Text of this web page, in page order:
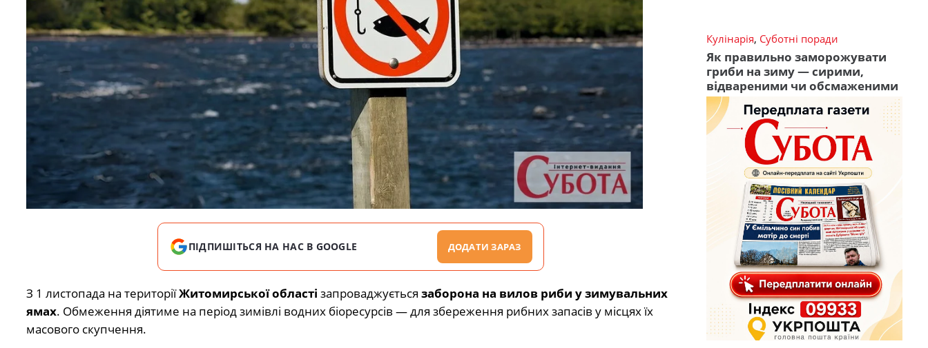
ПІДПИШІТЬСЯ НА НАС В GOOGLE ДОДАТИ ЗАРАЗ
З 1 листопада на територіїЖитомирської області запроваджується заборона на вилов риби у зимувальних
ямах. Обмеження діятиме на період зимівлі водних біоресурсів — для збереження рибних запасів у місцях їх
масового скупчення.
Кулінарія, Суботні поради
Як правильно заморожувати
гриби на зиму — сирими,
відвареними чи обсмаженими